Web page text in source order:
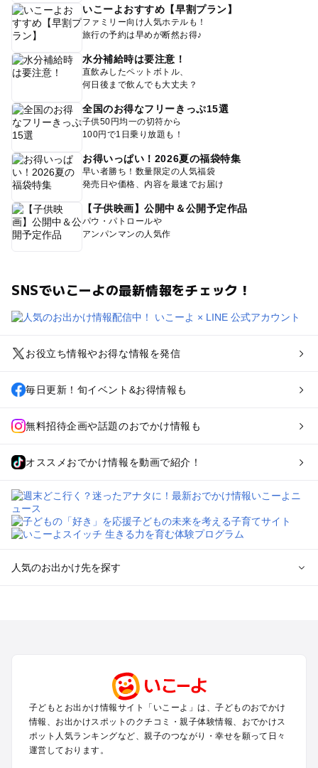
いこーよおすすめ【早割プラン】
ファミリー向け人気ホテルも！
旅行の予約は早めが断然お得♪
水分補給時は要注意！
直飲みしたペットボトル、
何日後まで飲んでも大丈夫？
全国のお得なフリーきっぷ15選
子供50円均一の切符から
100円で1日乗り放題も！
お得いっぱい！2026夏の福袋特集
早い者勝ち！数量限定の人気福袋
発売日や価格、内容を最速でお届け
【子供映画】公開中＆公開予定作品
パウ・パトロールや
アンパンマンの人気作
SNSでいこーよの最新情報をチェック！
お役立ち情報やお得な情報を発信
毎日更新！旬イベント&お得情報も
無料招待企画や話題のおでかけ情報も
オススメおでかけ情報を動画で紹介！
人気のお出かけ先を探す
関西のプールおでかけ
中国･四国のプールおでかけ
九州･沖縄のプールおでかけ
定番お出かけスポット
子どもとお出かけ情報サイト「いこーよ」は、子どものおでかけ
情報、お出かけスポットのクチコミ・親子体験情報、おでかけス
ポット人気ランキングなど、親子のつながり・幸せを願って日々
運営しております。